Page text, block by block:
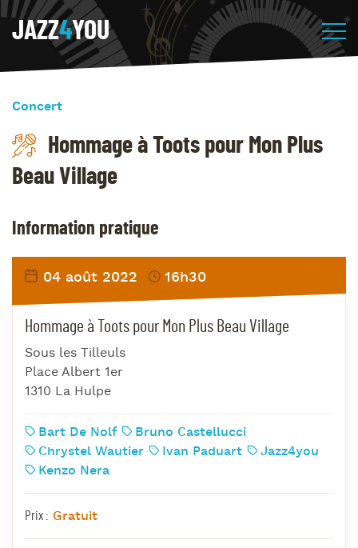
JAZZ4YOU
Concert
Hommage à Toots pour Mon Plus
Beau Village
Information pratique
04 août 2022 16h30
Hommage à Toots pour Mon Plus Beau Village
Sous les Tilleuls
Place Albert 1er
1310 La Hulpe
Bart De Nolf
Bruno Castellucci
Chrystel Wautier
Ivan Paduart
Jazz4you
Kenzo Nera
Prix : Gratuit